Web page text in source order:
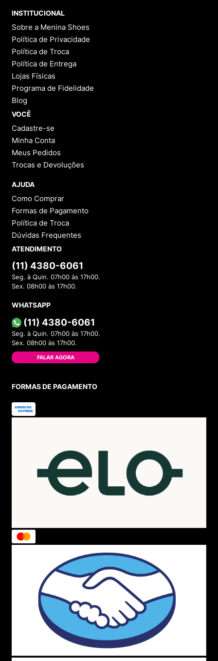
INSTITUCIONAL
Sobre a Menina Shoes
Política de Privacidade
Política de Troca
Política de Entrega
Lojas Físicas
Programa de Fidelidade
Blog
VOCÊ
Cadastre-se
Minha Conta
Meus Pedidos
Trocas e Devoluções
AJUDA
Como Comprar
Formas de Pagamento
Política de Troca
Dúvidas Frequentes
ATENDIMENTO
(11) 4380-6061
Seg. à Quin. 07h00 às 17h00.
Sex. 08h00 às 17h00.
WHATSAPP
(11) 4380-6061
Seg. à Quin. 07h00 às 17h00.
Sex. 08h00 às 17h00.
FALAR AGORA
FORMAS DE PAGAMENTO